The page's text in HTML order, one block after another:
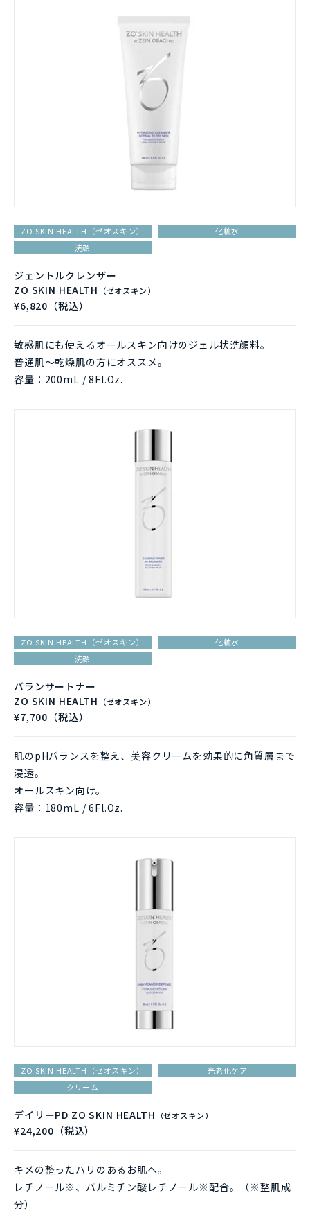
ZO SKIN HEALTH（ゼオスキン）
化粧水
洗顔
ジェントルクレンザー
ZO SKIN HEALTH
（ゼオスキン）
¥6,820（税込）
敏感肌にも使えるオールスキン向けのジェル状洗顔料。
普通肌～乾燥肌の方にオススメ。
容量：200mL / 8Fl.Oz.
ZO SKIN HEALTH（ゼオスキン）
化粧水
洗顔
バランサートナー
ZO SKIN HEALTH
（ゼオスキン）
¥7,700（税込）
肌のpHバランスを整え、美容クリームを効果的に角質層まで
浸透。
オールスキン向け。
容量：180mL / 6Fl.Oz.
ZO SKIN HEALTH（ゼオスキン）
光老化ケア
クリーム
デイリーPD ZO SKIN HEALTH （ゼオスキン）
¥24,200（税込）
キメの整ったハリのあるお肌へ。
レチノール※、パルミチン酸レチノール※配合。（※整肌成
分）